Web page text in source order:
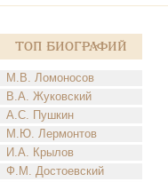
Топ Биографий
М.В. Ломоносов
В.А. Жуковский
А.С. Пушкин
М.Ю. Лермонтов
И.А. Крылов
Ф.М. Достоевский